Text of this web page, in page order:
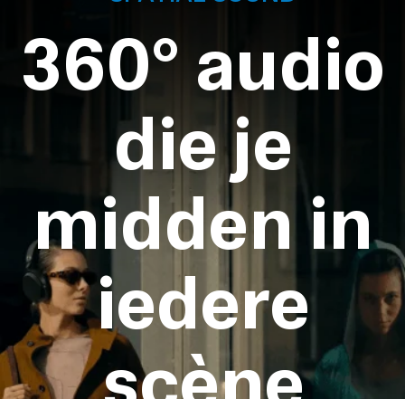
360° audio
die je
midden in
iedere